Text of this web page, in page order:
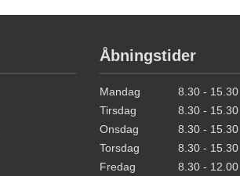
Åbningstider
Mandag
8.30 - 15.30
Tirsdag
8.30 - 15.30
Onsdag
8.30 - 15.30
Torsdag
8.30 - 15.30
Fredag
8.30 - 12.00